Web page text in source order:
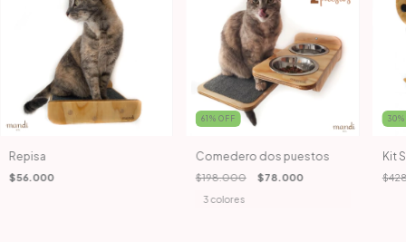
Repisa
$56.000
61 % OFF
Comedero dos puestos
$198.000 $78.000
3 colores
30
Kit